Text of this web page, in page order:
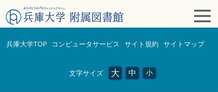
兵庫大学TOP コンピュータサービス サイト規約 サイトマップ
文字サイズ 大 中 小